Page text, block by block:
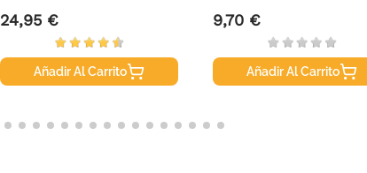
Precio
24,95 €
Añadir Al Carrito
Precio
9,70 €
Añadir Al Carrito